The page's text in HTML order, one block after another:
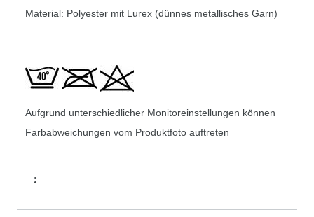
Material: Polyester mit Lurex (dünnes metallisches Garn)
Aufgrund unterschiedlicher Monitoreinstellungen können
Farbabweichungen vom Produktfoto auftreten
: